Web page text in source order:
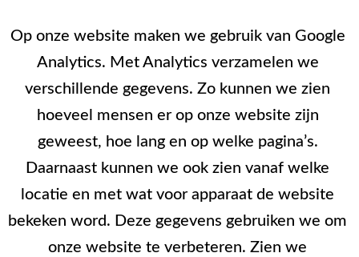
Op onze website maken we gebruik van Google
Analytics. Met Analytics verzamelen we
verschillende gegevens. Zo kunnen we zien
hoeveel mensen er op onze website zijn
geweest, hoe lang en op welke pagina’s.
Daarnaast kunnen we ook zien vanaf welke
locatie en met wat voor apparaat de website
bekeken word. Deze gegevens gebruiken we om
onze website te verbeteren. Zien we